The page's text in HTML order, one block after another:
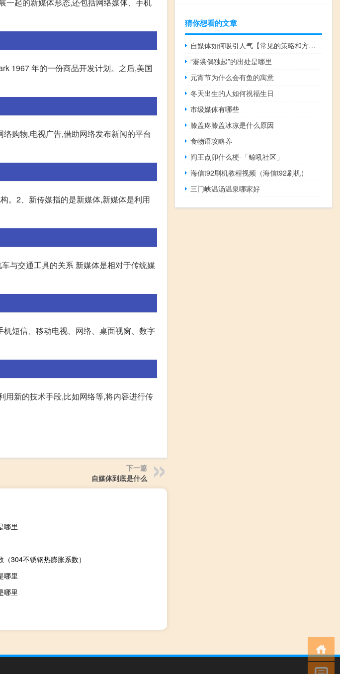
一起的新媒体形态,还包括网络媒体、手机
1967 年的一份商品开发计划。之后,美国
购物,电视广告,借助网络发布新闻的平台
。2、新传媒指的是新媒体,新媒体是利用
与交通工具的关系 新媒体是相对于传统媒
短信、移动电视、网络、桌面视窗、数字
用新的技术手段,比如网络等,将内容进行传
下一篇
自媒体到底是什么
哪里
304不锈钢热膨胀系数）
哪里
哪里
猜你想看的文章
自媒体如何吸引人气【常见的策略和方法提高吸引力】
“褰裳偶独起”的出处是哪里
元宵节为什么会有鱼的寓意
冬天出生的人如何祝福生日
市级媒体有哪些
膝盖疼膝盖冰凉是什么原因
食物语攻略养
阎王点卯什么梗-「鲸吼社区」
海信t92刷机教程视频（海信t92刷机）
三门峡温汤温泉哪家好